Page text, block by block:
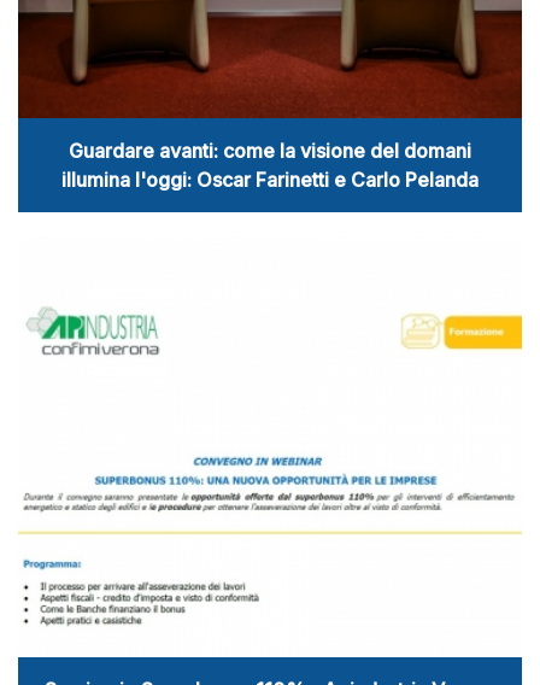
Guardare avanti: come la visione del domani
illumina l'oggi: Oscar Farinetti e Carlo Pelanda